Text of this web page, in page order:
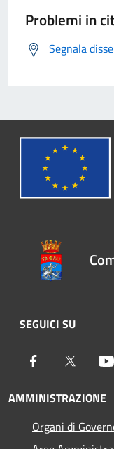
Problemi in
Segnala
SEGUICI SU
Facebook Twitter
AMMINISTRAZIONE
Organi di